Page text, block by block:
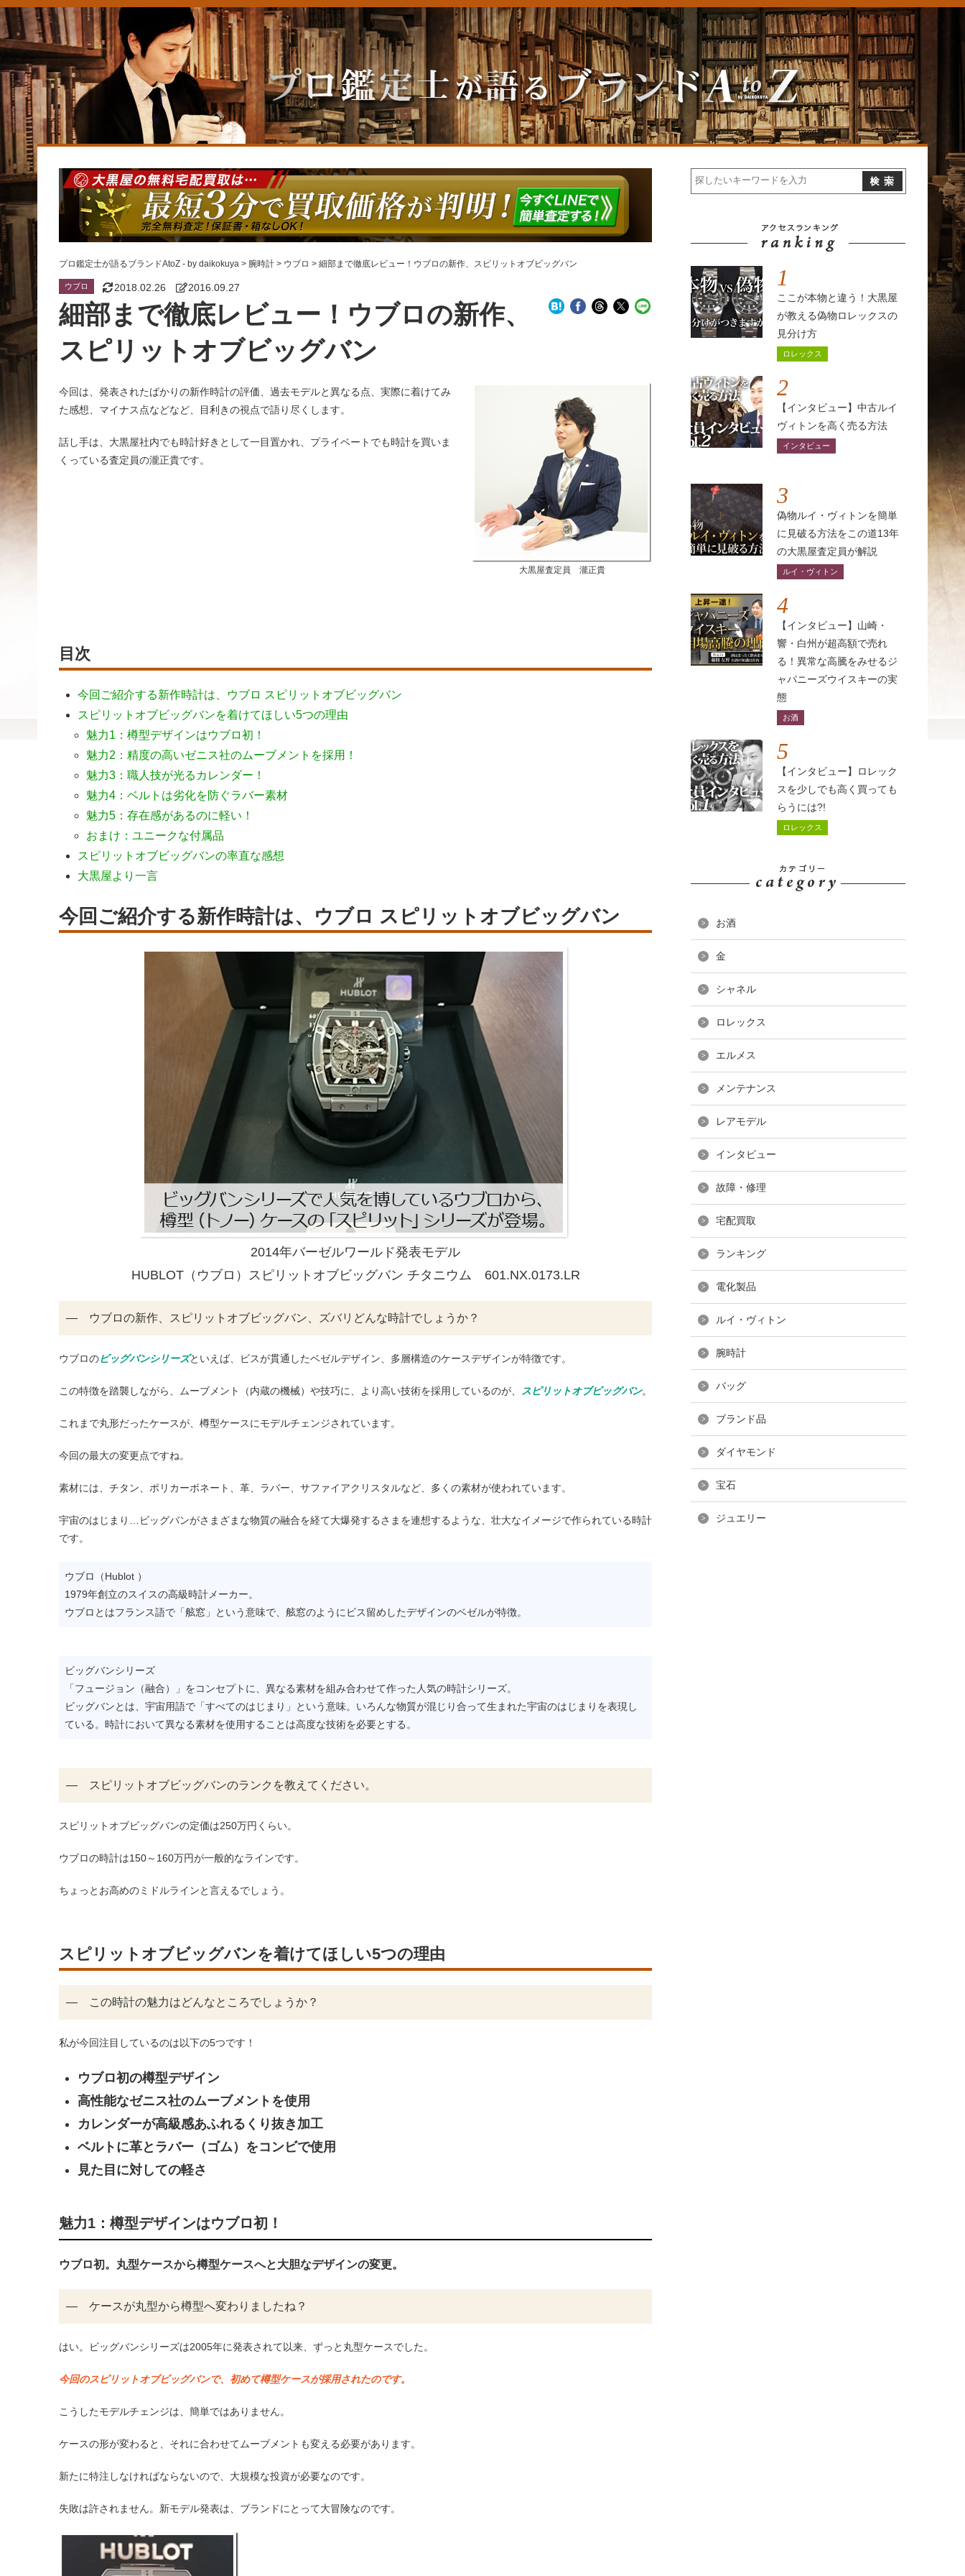
プロ鑑定士が語るブランドAtoZ - by daikokuya > 腕時計 > ウブロ > 細部まで徹底レビュー！ウブロの新作、スピリットオブビッグバン
ウブロ 2018.02.26 2016.09.27
細部まで徹底レビュー！ウブロの新作、
スピリットオブビッグバン
大黒屋査定員 瀧正貴
今回は、発表されたばかりの新作時計の評価、過去モデルと異なる点、実際に着けてみ
た感想、マイナス点などなど、目利きの視点で語り尽くします。
話し手は、大黒屋社内でも時計好きとして一目置かれ、プライベートでも時計を買いま
くっている査定員の瀧正貴です。
目次
今回ご紹介する新作時計は、ウブロ スピリットオブビッグバン
スピリットオブビッグバンを着けてほしい5つの理由
魅力1：樽型デザインはウブロ初！
魅力2：精度の高いゼニス社のムーブメントを採用！
魅力3：職人技が光るカレンダー！
魅力4：ベルトは劣化を防ぐラバー素材
魅力5：存在感があるのに軽い！
おまけ：ユニークな付属品
スピリットオブビッグバンの率直な感想
大黒屋より一言
今回ご紹介する新作時計は、ウブロ スピリットオブビッグバン
2014年バーゼルワールド発表モデル
HUBLOT（ウブロ）スピリットオブビッグバン チタニウム 601.NX.0173.LR
― ウブロの新作、スピリットオブビッグバン、ズバリどんな時計でしょうか？
ウブロのビッグバンシリーズといえば、ビスが貫通したベゼルデザイン、多層構造のケースデザインが特徴です。
この特徴を踏襲しながら、ムーブメント（内蔵の機械）や技巧に、より高い技術を採用しているのが、 スピリットオブビッグバン。
これまで丸形だったケースが、樽型ケースにモデルチェンジされています。
今回の最大の変更点ですね。
素材には、チタン、ポリカーボネート、革、ラバー、サファイアクリスタルなど、多くの素材が使われています。
宇宙のはじまり…ビッグバンがさまざまな物質の融合を経て大爆発するさまを連想するような、壮大なイメージで作られている時計
です。
ウブロ（Hublot ）
1979年創立のスイスの高級時計メーカー。
ウブロとはフランス語で「舷窓」という意味で、舷窓のようにビス留めしたデザインのベゼルが特徴。
ビッグバンシリーズ
「フュージョン（融合）」をコンセプトに、異なる素材を組み合わせて作った人気の時計シリーズ。
ビッグバンとは、宇宙用語で「すべてのはじまり」という意味。いろんな物質が混じり合って生まれた宇宙のはじまりを表現し
ている。時計において異なる素材を使用することは高度な技術を必要とする。
― スピリットオブビッグバンのランクを教えてください。
スピリットオブビッグバンの定価は250万円くらい。
ウブロの時計は150～160万円が一般的なラインです。
ちょっとお高めのミドルラインと言えるでしょう。
スピリットオブビッグバンを着けてほしい5つの理由
― この時計の魅力はどんなところでしょうか？
私が今回注目しているのは以下の5つです！
ウブロ初の樽型デザイン
高性能なゼニス社のムーブメントを使用
カレンダーが高級感あふれるくり抜き加工
ベルトに革とラバー（ゴム）をコンビで使用
見た目に対しての軽さ
魅力1：樽型デザインはウブロ初！
ウブロ初。丸型ケースから樽型ケースへと大胆なデザインの変更。
― ケースが丸型から樽型へ変わりましたね？
はい。ビッグバンシリーズは2005年に発表されて以来、ずっと丸型ケースでした。
今回のスピリットオブビッグバンで、初めて樽型ケースが採用されたのです。
こうしたモデルチェンジは、簡単ではありません。
ケースの形が変わると、それに合わせてムーブメントも変える必要があります。
新たに特注しなければならないので、大規模な投資が必要なのです。
失敗は許されません。新モデル発表は、ブランドにとって大冒険なのです。
1
ここが本物と違う！大黒屋
が教える偽物ロレックスの
見分け方
ロレックス
2
【インタビュー】中古ルイ
ヴィトンを高く売る方法
インタビュー
3
偽物ルイ・ヴィトンを簡単
に見破る方法をこの道13年
の大黒屋査定員が解説
ルイ・ヴィトン
4
【インタビュー】山崎・
響・白州が超高額で売れ
る！異常な高騰をみせるジ
ャパニーズウイスキーの実
態
お酒
5
【インタビュー】ロレック
スを少しでも高く買っても
らうには?!
ロレックス
お酒
金
シャネル
ロレックス
エルメス
メンテナンス
レアモデル
インタビュー
故障・修理
宅配買取
ランキング
電化製品
ルイ・ヴィトン
腕時計
バッグ
ブランド品
ダイヤモンド
宝石
ジュエリー